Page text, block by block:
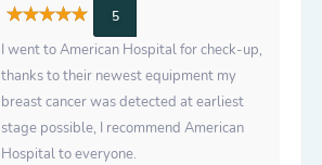
5
I went to American Hospital for check-up,
thanks to their newest equipment my
breast cancer was detected at earliest
stage possible, I recommend American
Hospital to everyone.